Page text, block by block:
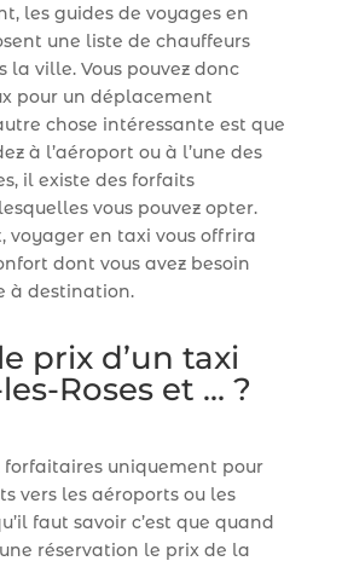
les guides de voyages en
une liste de chauffeurs
la ville. Vous pouvez donc
pour un déplacement
chose intéressante est que
à l’aéroport ou à l’une des
il existe des forfaits
vous pouvez opter.
voyager en taxi vous offrira
dont vous avez besoin
à destination.
prix d’un taxi
Roses et … ?
forfaitaires uniquement pour
vers les aéroports ou les
faut savoir c’est que quand
une réservation le prix de la